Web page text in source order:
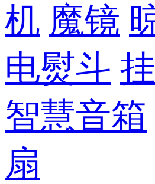
机 魔镜
电熨斗
智慧音箱
扇